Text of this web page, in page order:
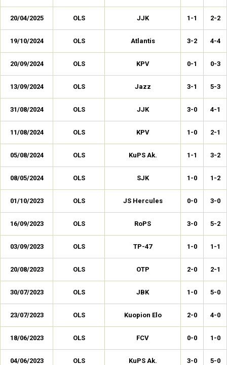
20/04/2025 OLS JJK 1-1 2-2
19/10/2024 OLS Atlantis 3-2 4-4
20/09/2024 OLS KPV 0-1 0-3
13/09/2024 OLS Jazz 3-1 5-3
31/08/2024 OLS JJK 3-0 4-1
11/08/2024 OLS KPV 1-0 2-1
05/08/2024 OLS KuPS Ak. 1-1 3-2
08/05/2024 OLS SJK 1-0 1-2
01/10/2023 OLS JS Hercules 0-0 3-0
16/09/2023 OLS RoPS 3-0 5-2
03/09/2023 OLS TP-47 1-0 1-1
20/08/2023 OLS OTP 2-0 2-1
30/07/2023 OLS JBK 1-0 5-0
23/07/2023 OLS Kuopion Elo 2-0 4-0
18/06/2023 OLS FCV 0-0 1-0
04/06/2023 OLS KuPS Ak. 3-0 5-0